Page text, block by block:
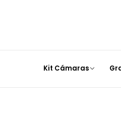
Kit Cámaras